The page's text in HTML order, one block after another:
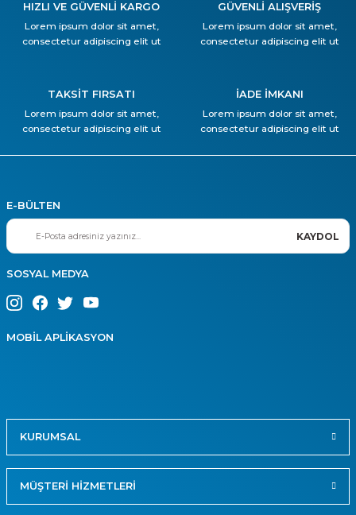
HIZLI VE GÜVENLİ KARGO
Lorem ipsum dolor sit amet,
consectetur adipiscing elit ut
GÜVENLİ ALIŞVERİŞ
Lorem ipsum dolor sit amet,
consectetur adipiscing elit ut
TAKSİT FIRSATI
Lorem ipsum dolor sit amet,
consectetur adipiscing elit ut
İADE İMKANI
Lorem ipsum dolor sit amet,
consectetur adipiscing elit ut
E-BÜLTEN
KAYDOL
SOSYAL MEDYA
MOBİL APLİKASYON
KURUMSAL
MÜŞTERİ HİZMETLERİ